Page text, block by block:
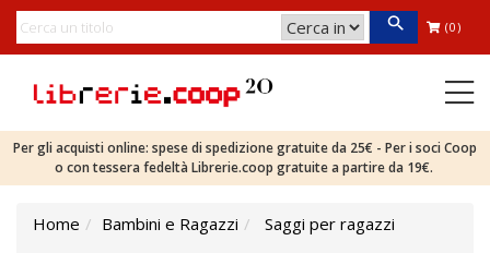
(0)
Per gli acquisti online: spese di spedizione gratuite da 25€ - Per i soci Coop
o con tessera fedeltà Librerie.coop gratuite a partire da 19€.
Home Bambini e Ragazzi
Saggi per ragazzi